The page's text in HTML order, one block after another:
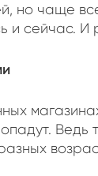
но чаще
и сейчас.